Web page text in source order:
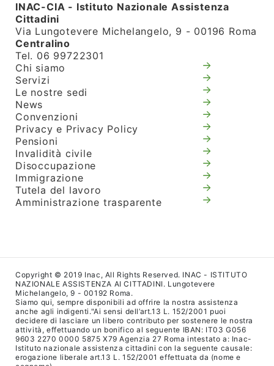
INAC-CIA - Istituto Nazionale Assistenza
Cittadini
Via Lungotevere Michelangelo, 9 - 00196 Roma
Centralino
Tel. 06 99722301
Chi siamo
Servizi
Le nostre sedi
News
Convenzioni
Privacy e Privacy Policy
Pensioni
Invalidità civile
Disoccupazione
Immigrazione
Tutela del lavoro
Amministrazione trasparente
Copyright © 2019 Inac, All Rights Reserved. INAC - ISTITUTO
NAZIONALE ASSISTENZA AI CITTADINI. Lungotevere
Michelangelo, 9 - 00192 Roma.
Siamo qui, sempre disponibili ad offrire la nostra assistenza
anche agli indigenti."Ai sensi dell’art.13 L. 152/2001 puoi
decidere di lasciare un libero contributo per sostenere le nostra
attività, effettuando un bonifico al seguente IBAN: IT03 G056
9603 2270 0000 5875 X79 Agenzia 27 Roma intestato a: Inac-
Istituto nazionale assistenza cittadini con la seguente causale:
erogazione liberale art.13 L. 152/2001 effettuata da (nome e